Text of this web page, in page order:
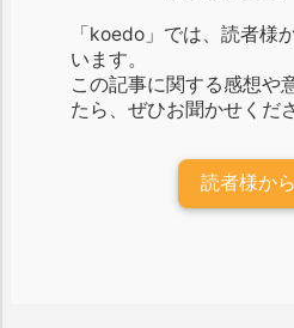
「koedo」では、読者様
います。
この記事に関する感想や
たら、ぜひお聞かせくだ
読者様か